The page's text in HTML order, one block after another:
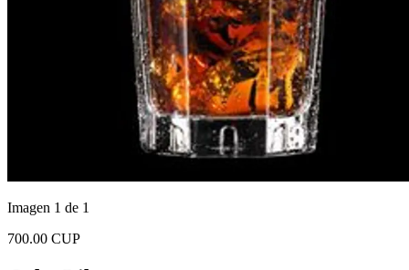
Imagen 1 de 1
700.00 CUP